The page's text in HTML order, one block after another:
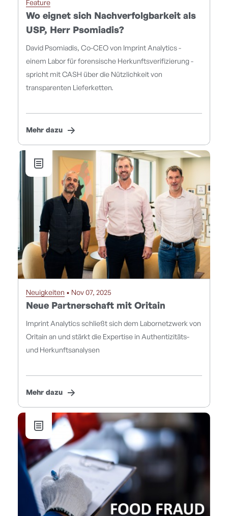
Feature
Wo eignet sich Nachverfolgbarkeit als
USP, Herr Psomiadis?
David Psomiadis, Co-CEO von Imprint Analytics -
einem Labor für forensische Herkunftsverifizierung -
spricht mit CASH über die Nützlichkeit von
transparenten Lieferketten.
Mehr dazu
Neuigkeiten • Nov 07, 2025
Neue Partnerschaft mit Oritain
Imprint Analytics schließt sich dem Labornetzwerk von
Oritain an und stärkt die Expertise in Authentizitäts-
und Herkunftsanalysen
Mehr dazu